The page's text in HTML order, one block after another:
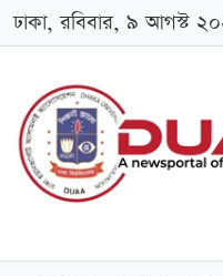
ঢাকা, রবিবার, ৯ আগস্ট